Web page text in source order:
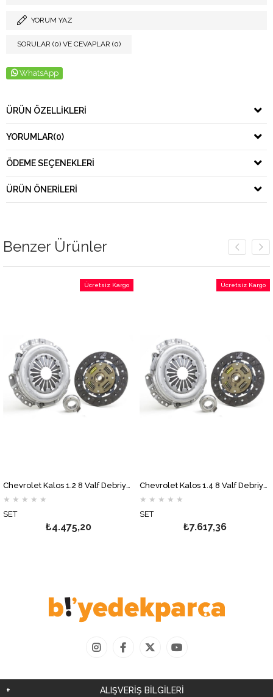
YORUM YAZ
SORULAR (0) VE CEVAPLAR (0)
WhatsApp
ÜRÜN ÖZELLIKLERI
YORUMLAR(0)
ÖDEME SEÇENEKLERI
ÜRÜN ÖNERILERI
Benzer Ürünler
Chevrolet Kalos 1.2 8 Valf Debriyaj Seti VALEO
★ ★ ★
₺4.475,20
Ücretsiz Kargo
Chevrolet Kalos 1.4 8 Valf Debriyaj Seti VALEO
★ ★ ★ ★
₺7.617,36
Ücretsiz Kargo
ALIŞVERİŞ BİLGİLERİ